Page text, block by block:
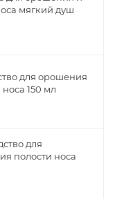
мягкий душ
для орошения
150 мл
для
полости носа